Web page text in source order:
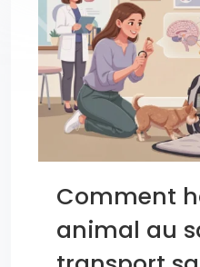
Comment
animal au